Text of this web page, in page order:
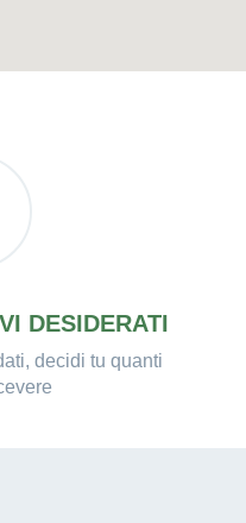
DESIDERATI
decidi tu quanti